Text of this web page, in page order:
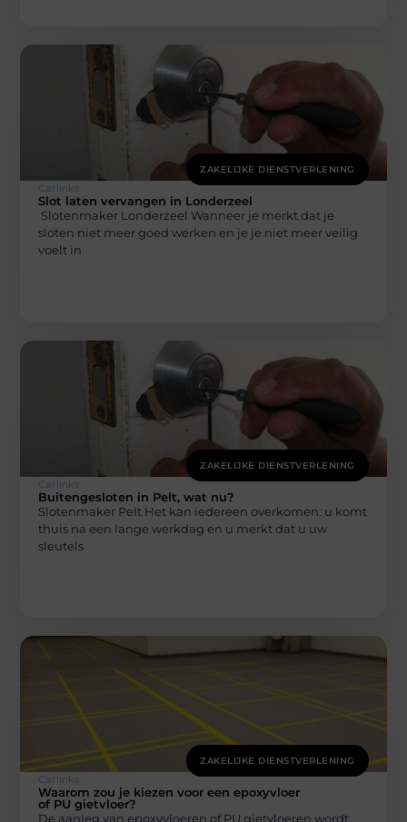
ZAKELIJKE DIENSTVERLENING
Carlinks
Slot laten vervangen in Londerzeel
Slotenmaker Londerzeel Wanneer je merkt dat je
sloten niet meer goed werken en je je niet meer veilig
voelt in
ZAKELIJKE DIENSTVERLENING
Carlinks
Buitengesloten in Pelt, wat nu?
Slotenmaker Pelt Het kan iedereen overkomen: u komt
thuis na een lange werkdag en u merkt dat u uw
sleutels
ZAKELIJKE DIENSTVERLENING
Carlinks
Waarom zou je kiezen voor een epoxyvloer
of PU gietvloer?
De aanleg van epoxyvloeren of PU gietvloeren wordt